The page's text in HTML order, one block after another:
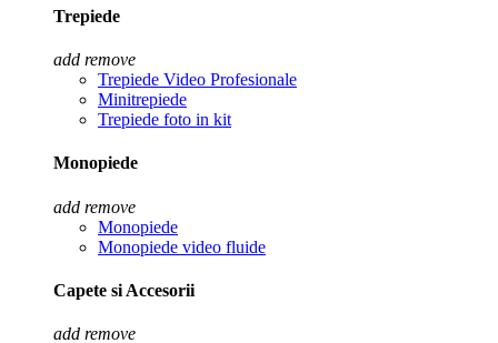
Trepiede
add remove
Trepiede Video Profesionale
Minitrepiede
Trepiede foto in kit
Monopiede
add remove
Monopiede
Monopiede video fluide
Capete si Accesorii
add remove